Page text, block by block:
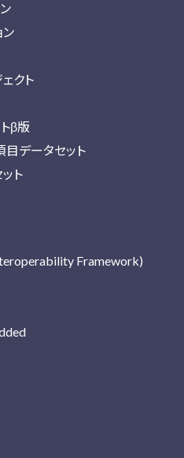
ン
クト
β版
目データセット
ト
Framework)